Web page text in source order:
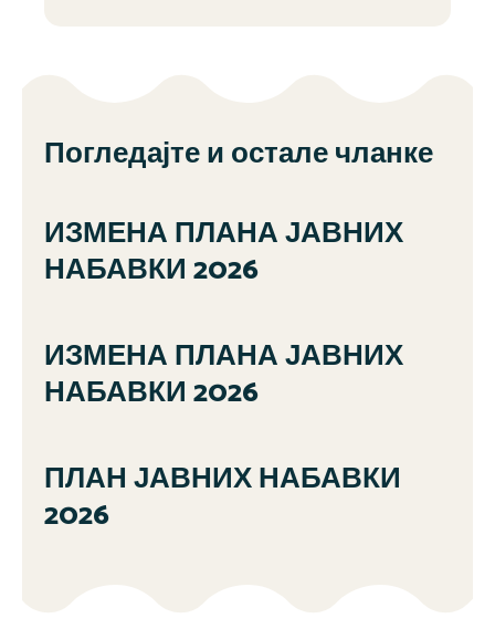
Погледајте и остале чланке
ИЗМЕНА ПЛАНА ЈАВНИХ
НАБАВКИ 2026
ИЗМЕНА ПЛАНА ЈАВНИХ
НАБАВКИ 2026
ПЛАН ЈАВНИХ НАБАВКИ
2026